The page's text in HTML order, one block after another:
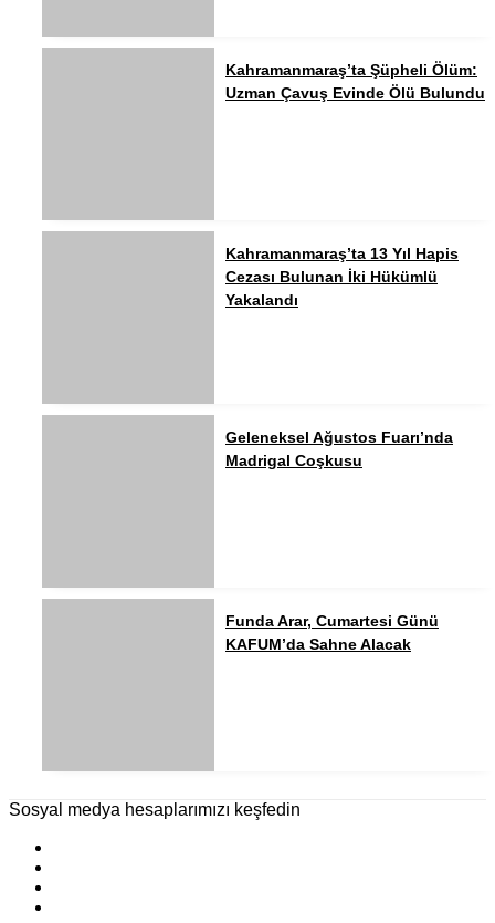
Kahramanmaraş’ta Şüpheli Ölüm:
Uzman Çavuş Evinde Ölü Bulundu
Kahramanmaraş’ta 13 Yıl Hapis
Cezası Bulunan İki Hükümlü
Yakalandı
Geleneksel Ağustos Fuarı’nda
Madrigal Coşkusu
Funda Arar, Cumartesi Günü
KAFUM’da Sahne Alacak
Sosyal medya hesaplarımızı keşfedin